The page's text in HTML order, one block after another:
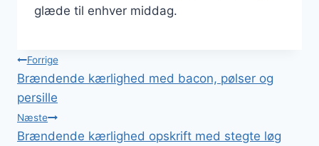
glæde til enhver middag.
Indlægsnavigation
Forrige
Brændende kærlighed med bacon, pølser og
persille
Næste
Brændende kærlighed opskrift med stegte løg